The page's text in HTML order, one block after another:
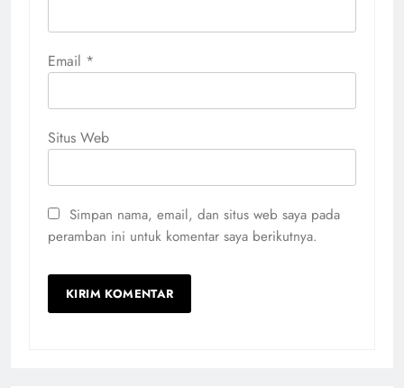
Email *
Situs Web
Simpan nama, email, dan situs web saya pada
peramban ini untuk komentar saya berikutnya.